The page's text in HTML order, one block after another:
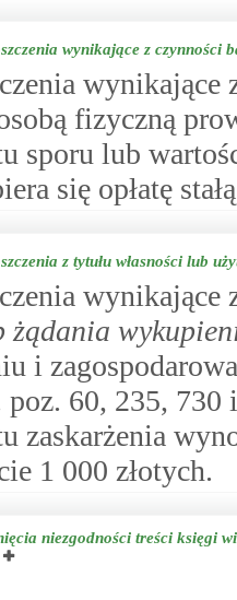
wynikające z czynności
fizyczną
sporu lub
się opłatę
z tytułu własności lub
wynikające
żądania
i
poz. 60, 235,
zaskarżenia
1 000 złotych.
niezgodności treści księgi